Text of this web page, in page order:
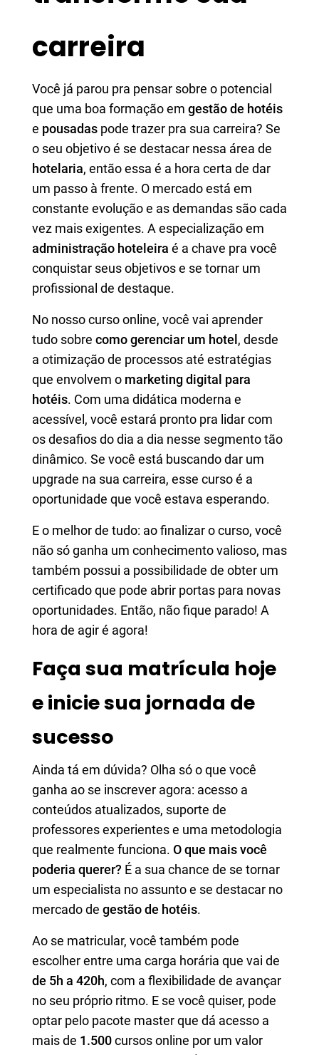
carreira
Você já parou pra pensar sobre o potencial
que uma boa formação em gestão de hotéis
e pousadas pode trazer pra sua carreira? Se
o seu objetivo é se destacar nessa área de
hotelaria, então essa é a hora certa de dar
um passo à frente. O mercado está em
constante evolução e as demandas são cada
vez mais exigentes. A especialização em
administração hoteleira é a chave pra você
conquistar seus objetivos e se tornar um
profissional de destaque.
No nosso curso online, você vai aprender
tudo sobre como gerenciar um hotel, desde
a otimização de processos até estratégias
que envolvem o marketing digital para
hotéis. Com uma didática moderna e
acessível, você estará pronto pra lidar com
os desafios do dia a dia nesse segmento tão
dinâmico. Se você está buscando dar um
upgrade na sua carreira, esse curso é a
oportunidade que você estava esperando.
E o melhor de tudo: ao finalizar o curso, você
não só ganha um conhecimento valioso, mas
também possui a possibilidade de obter um
certificado que pode abrir portas para novas
oportunidades. Então, não fique parado! A
hora de agir é agora!
Faça sua matrícula hoje
e inicie sua jornada de
sucesso
Ainda tá em dúvida? Olha só o que você
ganha ao se inscrever agora: acesso a
conteúdos atualizados, suporte de
professores experientes e uma metodologia
que realmente funciona. O que mais você
poderia querer? É a sua chance de se tornar
um especialista no assunto e se destacar no
mercado de gestão de hotéis.
Ao se matricular, você também pode
escolher entre uma carga horária que vai de
de 5h a 420h, com a flexibilidade de avançar
no seu próprio ritmo. E se você quiser, pode
optar pelo pacote master que dá acesso a
mais de 1.500cursos online por um valor